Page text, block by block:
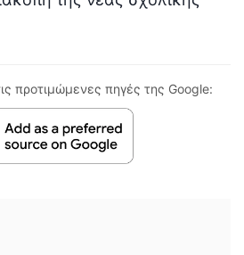
προτιμώμενες πηγές της Google: